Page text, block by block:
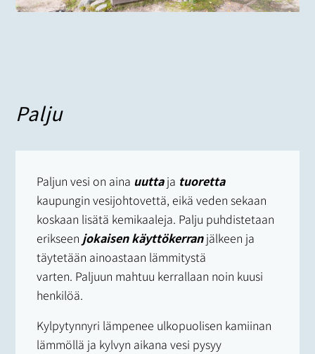
Palju
Paljun vesi on aina uuttaja tuoretta
kaupungin vesijohtovettä, eikä veden sekaan
koskaan lisätä kemikaaleja. Palju puhdistetaan
erikseen jokaisen käyttökerranjälkeen ja
täytetään ainoastaan lämmitystä
varten. Paljuun mahtuu kerrallaan noin kuusi
henkilöä.
Kylpytynnyri lämpenee ulkopuolisen kamiinan
lämmöllä ja kylvyn aikana vesi pysyy